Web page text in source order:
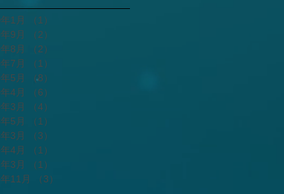
1月 （1）
9月
（2）
8月
（2）
7月
（1）
5月
（8）
4月
（6）
3月
（4）
5月
（1）
3月
（3）
4月
（1）
3月
（1）
11月
（3）